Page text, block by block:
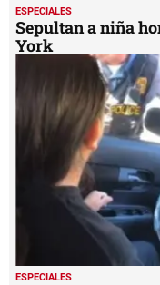
ESPECIALES
ICE rompe
inmigrante en